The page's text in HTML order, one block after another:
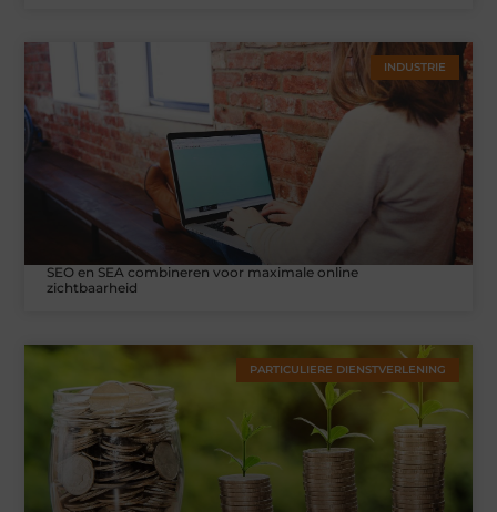
INDUSTRIE
SEO en SEA combineren voor maximale online
zichtbaarheid
PARTICULIERE DIENSTVERLENING